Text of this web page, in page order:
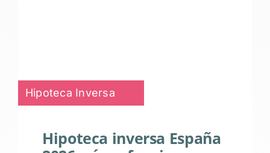
Hipoteca Inversa
Hipoteca inversa España